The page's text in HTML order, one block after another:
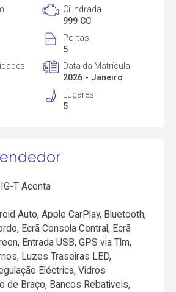
Cilindrada
999 CC
Portas
5
Data da Matrícula
2026 - Janeiro
Lugares
5
T Acenta
Auto, Apple CarPlay, Bluetooth,
Ecrã Consola Central, Ecrã
Entrada USB, GPS via Tlm,
Luzes Traseiras LED,
Eléctrica, Vidros
de Braço, Bancos Rebativeis,